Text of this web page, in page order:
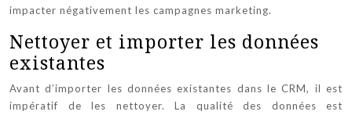
impacter négativement les campagnes marketing.
Nettoyer et importer les données
existantes
Avant d’importer les données existantes dans le CRM, il est
impératif de les nettoyer. La qualité des données est